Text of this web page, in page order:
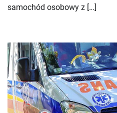
samochód osobowy z […]